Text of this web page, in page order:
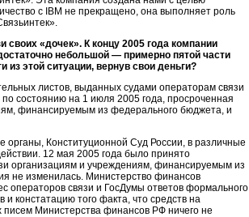
с IBM не прекращено, она выполняет роль
своих «дочек». К концу 2005 года компании
небольшой — примерно пятой части
этой ситуации, вернув свои деньги?
листов, выданных судами операторам связи
состоянию на 1 июля 2005 года, просроченная
финансируемым из федерального бюджета, и
Конституционной Суд России, в различные
12 мая 2005 года было принято
организациям и учреждениям, финансируемым из
не изменилась. Министерство финансов
операторов связи и ГосДумы ответов формального
констатацию того факта, что средств на
Министерства финансов РФ ничего не